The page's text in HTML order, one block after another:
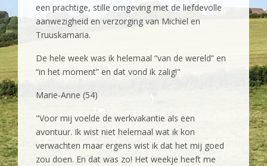
een prachtige, stille omgeving met de liefdevolle
aanwezigheid en verzorging van Michiel en
Truuskamaria.
De hele week was ik helemaal “van de wereld” en
“in het moment” en dat vond ik zalig!"
Marie-Anne (54)
"Voor mij voelde de werkvakantie als een
avontuur. Ik wist niet helemaal wat ik kon
verwachten maar ergens wist ik dat het mij goed
zou doen. En dat was zo! Het weekje heeft me